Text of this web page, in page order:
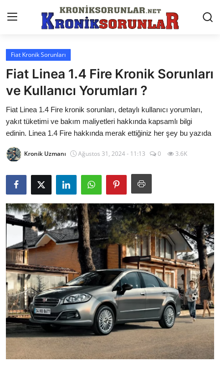
Anasayfa
Markalar
İletişim
Trafik & Cezalar
Sigorta & Kasko
Muayene & Ruhsat
Sorgulamalar
İkinci El & Alım-Satım
Bakım & Arıza Çözümleri
Elektrikli & Hibrit
Kiralama & Filo
Sürüş & Güvenlik
Lastik & Jant
Fiat Kronik Sorunları
Fiat Linea 1.4 Fire Kronik Sorunları
ve Kullanıcı Yorumları ?
Fiat Linea 1.4 Fire kronik sorunları, detaylı kullanıcı yorumları,
yakıt tüketimi ve bakım maliyetleri hakkında kapsamlı bilgi
edinin. Linea 1.4 Fire hakkında merak ettiğiniz her şey bu yazıda
Kronik Uzmanı Ağustos 31, 2024 - 11:13 0 3.6K